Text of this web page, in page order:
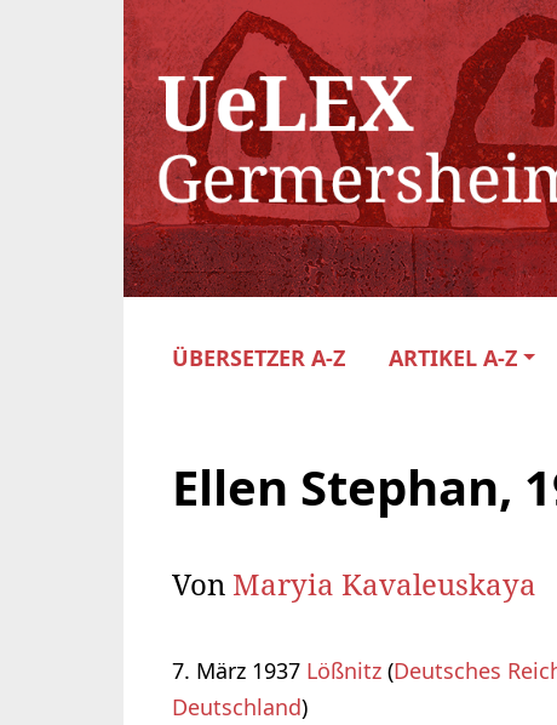
ÜBERSETZER A-Z ARTIKEL A-Z
Ellen Stephan,
Von Maryia Kavaleuskaya
7. März 1937 Lößnitz (Deutsches
Deutschland)